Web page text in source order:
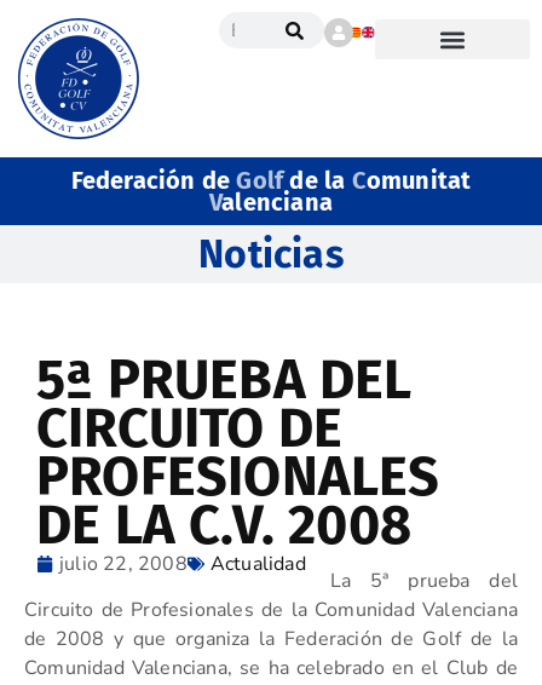
Federación deGolfde la Comunitat
Valenciana
Noticias
5ª PRUEBA DEL
CIRCUITO DE
PROFESIONALES
DE LA C.V. 2008
julio 22, 2008 Actualidad
La 5ª prueba del
Circuito de Profesionales de la Comunidad Valenciana
de 2008 y que organiza la Federación de Golf de la
Comunidad Valenciana, se ha celebrado en el Club de